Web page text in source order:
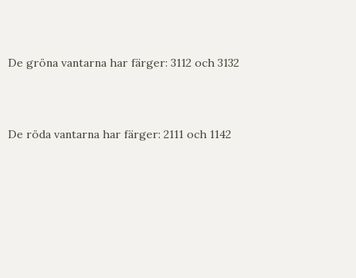
De gröna vantarna har färger: 3112 och 3132
De röda vantarna har färger: 2111 och 1142